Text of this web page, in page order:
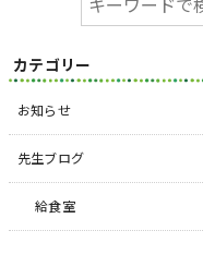
カテゴリー
お知らせ
先生ブログ
給食室